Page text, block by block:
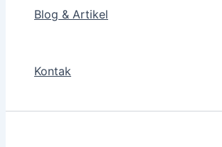
Blog & Artikel
Kontak